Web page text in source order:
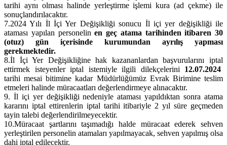
tarihi aynı olması halinde yerleştirme işlemi kura (ad çekme) ile
sonuçlandırılacaktır.
7.2024 Yılı İl İçi Yer Değişikliği sonucu İl içi yer değişikliği ile
ataması yapılan personelinen geç atama tarihinden itibaren 30
(otuz) gün içerisinde kurumundan ayrılış yapması
gerekmektedir.
8.İl İçi Yer Değişikliğine hak kazananlardan başvurularını iptal
ettirmek isteyenler iptal istemiyle ilgili dilekçelerini 12.07.2024
tarihi mesai bitimine kadar Müdürlüğümüz Evrak Birimine teslim
etmeleri halinde müracaatları değerlendirmeye alınacaktır.
9. İl içi yer değişikliği nedeniyle ataması yapıldıktan sonra atama
kararını iptal ettirenlerin iptal tarihi itibariyle 2 yıl süre geçmeden
tayin talebi değerlendirilmeyecektir.
10.Müracaat şartlarını taşımadığı halde müracaat ederek sehven
yerleştirilen personelin atamaları yapılmayacak, sehven yapılmış olsa
dahi iptal edilecektir.